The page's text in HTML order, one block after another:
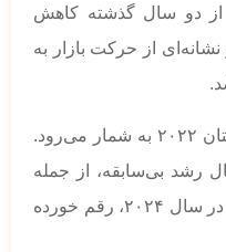
از دو سال گذشته کاهش
از حرکت بازار به
این نخستین کاهش قیمت از تابستان ۲۰۲۲ به شمار می‌رود.
رشد بی‌سابقه، از جمله
رشد بیش از ۳۰ درصدی قیمت‌ها در سال ۲۰۲۴، رقم خورده